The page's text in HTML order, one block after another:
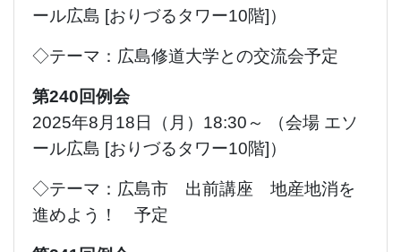
ール広島 [おりづるタワー10階]）
◇テーマ：広島修道大学との交流会予定
第240回例会
2025年8月18日（月）18:30～ （会場 エソ
ール広島 [おりづるタワー10階]）
◇テーマ：広島市 出前講座 地産地消を
進めよう！ 予定